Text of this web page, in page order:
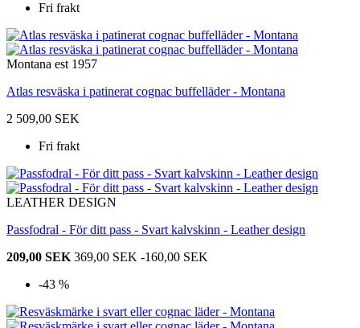
Fri frakt
Montana est 1957
Atlas resväska i patinerat cognac buffelläder - Montana
2 509,00 SEK
Fri frakt
LEATHER DESIGN
Passfodral - För ditt pass - Svart kalvskinn - Leather design
209,00 SEK 369,00 SEK -160,00 SEK
-43 %